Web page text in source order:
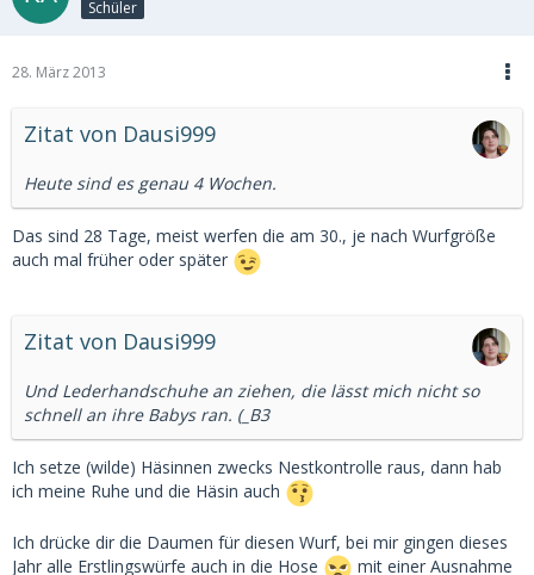
Schüler
28. März 2013
Zitat von Dausi999
Heute sind es genau 4 Wochen.
Das sind 28 Tage, meist werfen die am 30., je nach Wurfgröße
auch mal früher oder später
Zitat von Dausi999
Und Lederhandschuhe an ziehen, die lässt mich nicht so
schnell an ihre Babys ran. (_B3
Ich setze (wilde) Häsinnen zwecks Nestkontrolle raus, dann hab
ich meine Ruhe und die Häsin auch
Ich drücke dir die Daumen für diesen Wurf, bei mir gingen dieses
Jahr alle Erstlingswürfe auch in die Hose
mit einer Ausnahme